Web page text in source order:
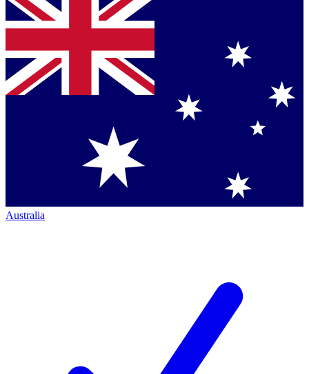
Australia